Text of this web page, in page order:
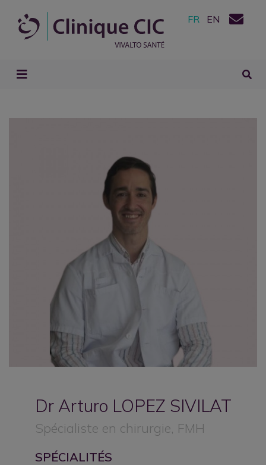
FR EN
Dr Arturo LOPEZ SIVILAT
Spécialiste en chirurgie, FMH
SPÉCIALITÉS